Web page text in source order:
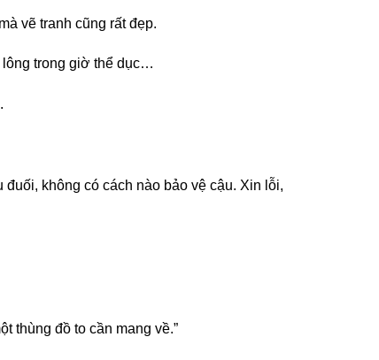
vẽ tranh cũng rất đẹp.
lông trong giờ thể dục…
không có cách nào bảo vệ cậu. Xin lỗi,
thùng đồ to cần mang về.”